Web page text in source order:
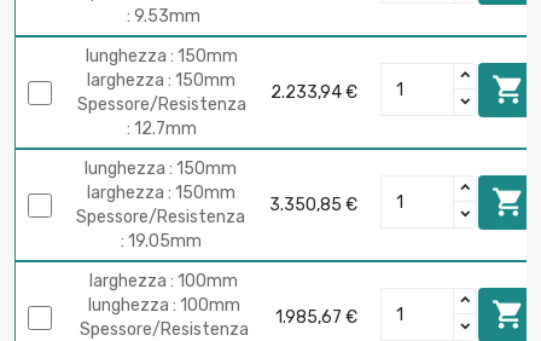
: 9.53mm
lunghezza : 150mm
larghezza : 150mm
Spessore/Resistenza
: 12.7mm
2.233,94 € 
lunghezza : 150mm
larghezza : 150mm
Spessore/Resistenza
: 19.05mm
3.350,85 € 
larghezza : 100mm
lunghezza : 100mm
Spessore/Resistenza
1.985,67 € 